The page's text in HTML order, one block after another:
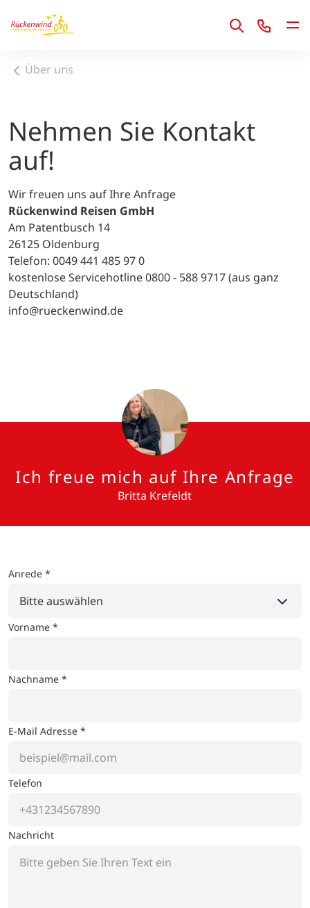
1
Über uns
Nehmen Sie Kontakt
auf!
Wir freuen uns auf Ihre Anfrage
Rückenwind Reisen GmbH
Am Patentbusch 14
26125 Oldenburg
Telefon: 0049 441 485 97 0
kostenlose Servicehotline 0800 - 588 9717 (aus ganz
Deutschland)
info@rueckenwind.de
Ich freue mich auf Ihre Anfrage
Britta Krefeldt
Anrede *
Bitte auswählen
Vorname *
Nachname *
E-Mail Adresse *
Telefon
Nachricht